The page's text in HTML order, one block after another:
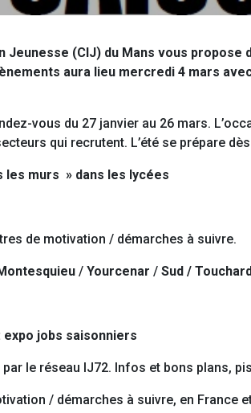
Jeunesse (CIJ) du Mans vous
aura lieu mercredi 4 mars
vous du 27 janvier au 26 mars.
qui recrutent. L’été se prépare
les murs » dans les lycées
de motivation / démarches à suivre.
/ Yourcenar / Sud / Touchard
jobs saisonniers
le réseau IJ72. Infos et bons plans,
/ démarches à suivre, en France